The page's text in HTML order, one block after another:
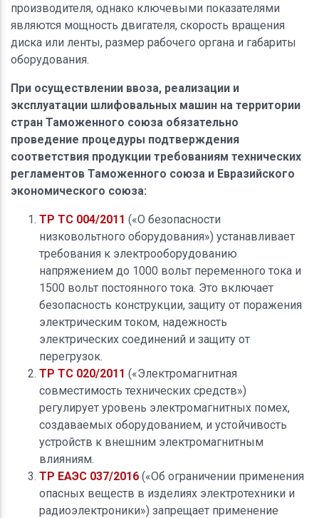
производителя, однако ключевыми показателями
являются мощность двигателя, скорость вращения
диска или ленты, размер рабочего органа и габариты
оборудования.
При осуществлении ввоза, реализации и
эксплуатации шлифовальных машин на территории
стран Таможенного союза обязательно
проведение процедуры подтверждения
соответствия продукции требованиям технических
регламентов Таможенного союза и Евразийского
экономического союза:
ТР ТС 004/2011 («О безопасности
низковольтного оборудования») устанавливает
требования к электрооборудованию
напряжением до 1000 вольт переменного тока и
1500 вольт постоянного тока. Это включает
безопасность конструкции, защиту от поражения
электрическим током, надежность
электрических соединений и защиту от
перегрузок.
ТР ТС 020/2011 («Электромагнитная
совместимость технических средств»)
регулирует уровень электромагнитных помех,
создаваемых оборудованием, и устойчивость
устройств к внешним электромагнитным
влияниям.
ТР ЕАЭС 037/2016 («Об ограничении применения
опасных веществ в изделиях электротехники и
радиоэлектроники») запрещает применение